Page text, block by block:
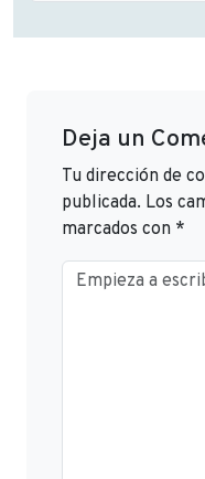
Deja un
Tu dirección de
publicada. Los
marcados con *